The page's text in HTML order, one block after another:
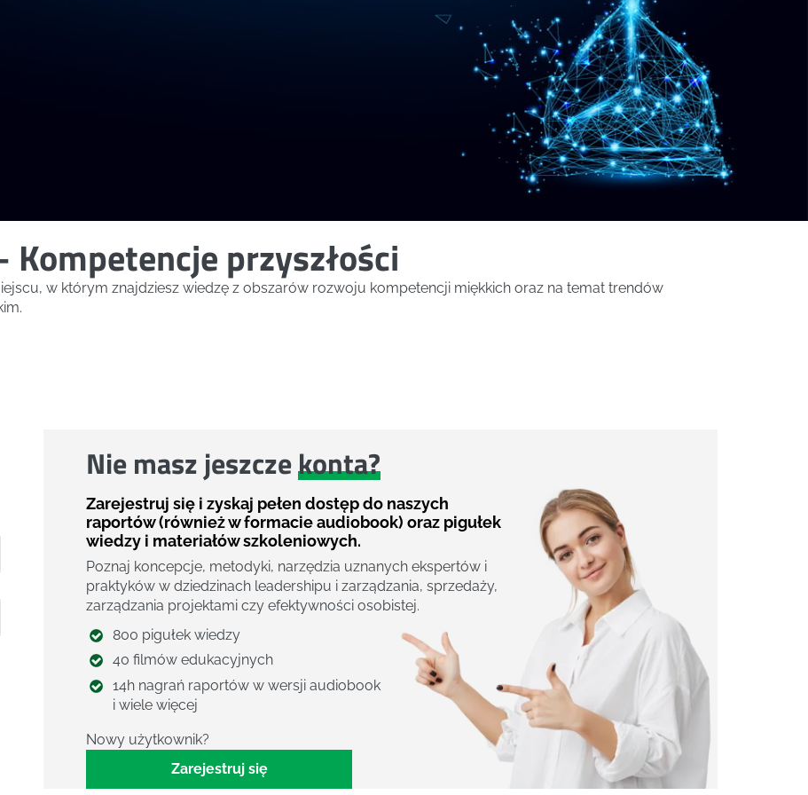
Kompetencje przyszłości
w którym znajdziesz wiedzę z obszarów rozwoju kompetencji miękkich oraz na temat trendów
Nie masz jeszczekonta?
Zarejestruj się i zyskaj pełen dostęp do naszych
raportów (również w formacie audiobook) oraz pigułek
wiedzy i materiałów szkoleniowych.
Poznaj koncepcje, metodyki, narzędzia uznanych ekspertów i
praktyków w dziedzinach leadershipu i zarządzania, sprzedaży,
zarządzania projektami czy efektywności osobistej.
800 pigułek wiedzy
40 filmów edukacyjnych
14h nagrań raportów w wersji audiobook
i wiele więcej
Nowy użytkownik?
Zarejestruj się